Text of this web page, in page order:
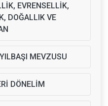
EVRENSELLİK,
DOĞALLIK VE
MEVZUSU
DÖNELİM